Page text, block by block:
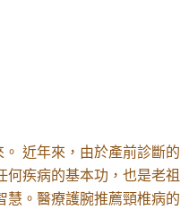
近年來，由於產前診斷的
何疾病的基本功，也是老祖
慧。醫療護腕推薦頸椎病的